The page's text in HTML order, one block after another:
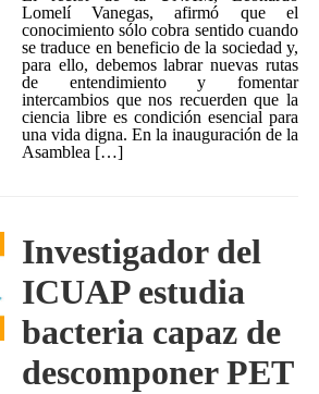
Lomelí Vanegas, afirmó que el
conocimiento sólo cobra sentido cuando
se traduce en beneficio de la sociedad y,
para ello, debemos labrar nuevas rutas
de entendimiento y fomentar
intercambios que nos recuerden que la
ciencia libre es condición esencial para
una vida digna. En la inauguración de la
Asamblea […]
Investigador del
ICUAP estudia
bacteria capaz de
descomponer PET